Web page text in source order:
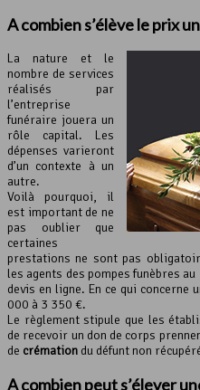
A combien s’élève le prix
La nature et le
nombre de services
réalisés par
l’entreprise
funéraire jouera un
rôle capital. Les
dépenses varieront
d’un contexte à un
autre.
Voilà pourquoi, il
est important de ne
pas oublier que
certaines
prestations ne sont pas
les agents des pompes funèbres
devis en ligne. En ce qui concerne
000 à 3 350 €.
Le règlement stipule que les
de recevoir un don de corps
de crémation du défunt non
A combien peut s’élever